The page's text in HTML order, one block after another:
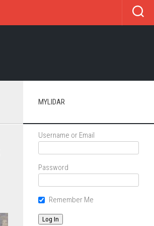
MYLIDAR
Username or Email
Password
Remember Me